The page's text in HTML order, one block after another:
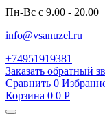
Пн-Вс с 9.00 - 20.00
info@vsanuzel.ru
+74951919381
Заказать обратный
Сравнить 0
Корзина 0 0 Р